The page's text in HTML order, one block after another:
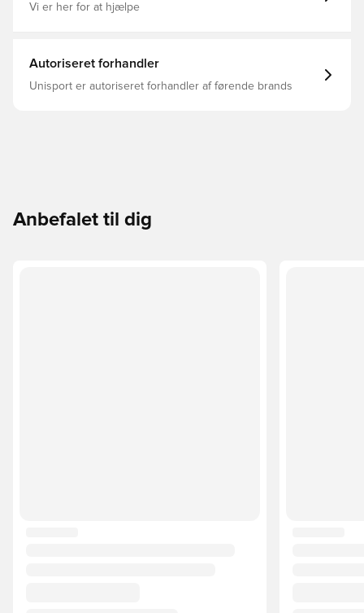
Vi er her for at hjælpe
Autoriseret forhandler
Unisport er autoriseret forhandler af førende brands
Anbefalet til dig